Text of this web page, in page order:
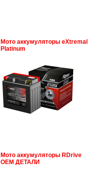
Мото аккумуляторы eXtremal
Platinum
Мото аккумуляторы RDrive
OEM ДЕТАЛИ